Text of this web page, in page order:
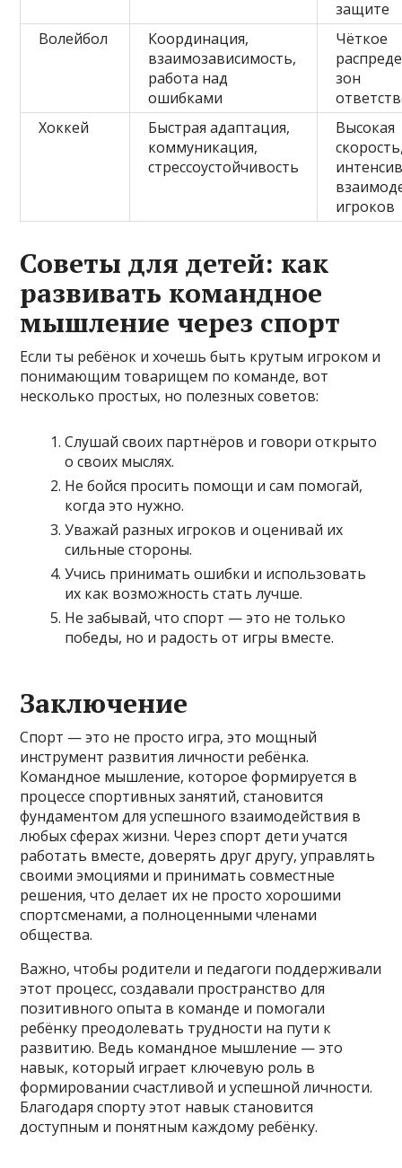
защите
Волейбол
Координация,
взаимозависимость,
работа над
ошибками
Чёткое
зон
Хоккей
Быстрая адаптация,
коммуникация,
стрессоустойчивость
Высокая
игроков
Советы для детей: как
развивать командное
мышление через спорт
Если ты ребёнок и хочешь быть крутым игроком и
понимающим товарищем по команде, вот
несколько простых, но полезных советов:
Слушай своих партнёров и говори открыто
о своих мыслях.
Не бойся просить помощи и сам помогай,
когда это нужно.
Уважай разных игроков и оценивай их
сильные стороны.
Учись принимать ошибки и использовать
их как возможность стать лучше.
Не забывай, что спорт — это не только
победы, но и радость от игры вместе.
Заключение
Спорт — это не просто игра, это мощный
инструмент развития личности ребёнка.
Командное мышление, которое формируется в
процессе спортивных занятий, становится
фундаментом для успешного взаимодействия в
любых сферах жизни. Через спорт дети учатся
работать вместе, доверять друг другу, управлять
своими эмоциями и принимать совместные
решения, что делает их не просто хорошими
спортсменами, а полноценными членами
общества.
Важно, чтобы родители и педагоги поддерживали
этот процесс, создавали пространство для
позитивного опыта в команде и помогали
ребёнку преодолевать трудности на пути к
развитию. Ведь командное мышление — это
навык, который играет ключевую роль в
формировании счастливой и успешной личности.
Благодаря спорту этот навык становится
доступным и понятным каждому ребёнку.